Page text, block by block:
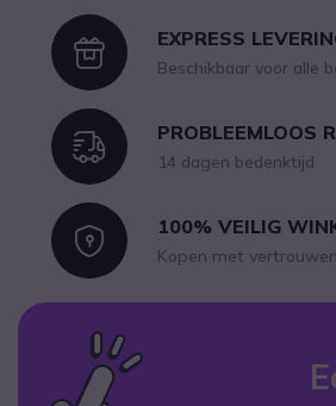
IconEXPRESS
Beschikbaar voor alle
IconPROBLEEMLOOS
14 dagen bedenktijd
Icon100% VEILIG
Kopen met vertrouwen